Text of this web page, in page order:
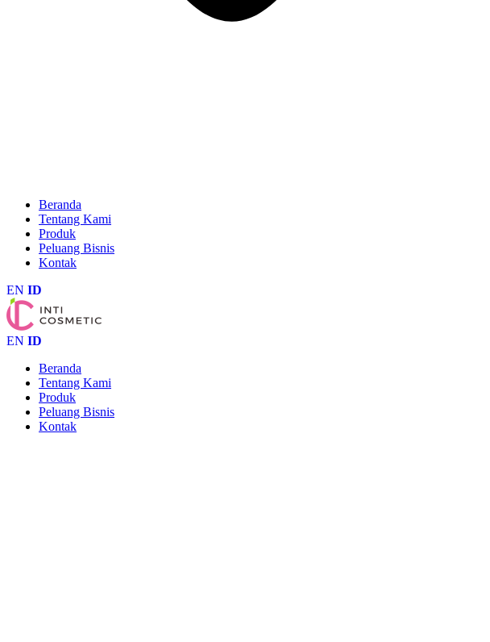
Beranda
Tentang Kami
Produk
Peluang Bisnis
Kontak
EN ID
EN ID
Beranda
Tentang Kami
Produk
Peluang Bisnis
Kontak